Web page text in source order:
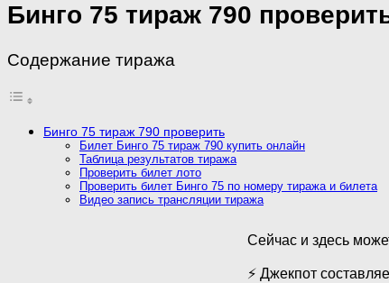
Бинго 75 тираж 790
Содержание тиража
Бинго 75 тираж 790 проверить
Билет Бинго 75 тираж 790 купить онлайн
Таблица результатов тиража
Проверить билет лото
Проверить билет Бинго 75 по номеру тиража и билета
Видео запись трансляции тиража
Сейчас и здесь
⚡ Джекпот